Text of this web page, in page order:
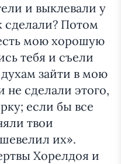
и выклевали у
сделали? Потом
мою хорошую
тебя и съели
зайти в мою
не сделали этого,
если бы все
твои
их».
Хорелдоя и